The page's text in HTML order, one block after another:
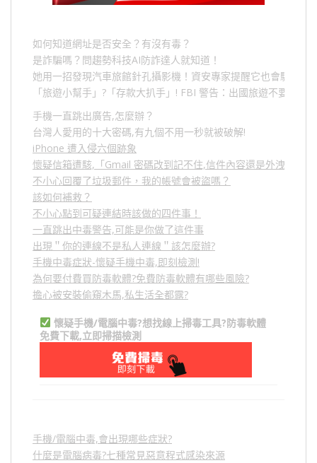
如何知道網址是否安全？有沒有毒？
是詐騙嗎？問趨勢科技AI防詐達人就知道！
她用一招發現汽車旅館針孔攝影機！資安專家提醒它也會駭人成
「旅遊小幫手」 ? 「存款大扒手」 ! FBI 警告：出國旅遊不要做的
手機一直跳出廣告,怎麼辦？
台灣人愛用的十大密碼,有九個不用一秒就被破解!
iPhone 遭入侵六個跡象
懷疑信箱遭駭,「Gmail 密碼改到記不住,信件內容還是外洩？」,
不小心回覆了垃圾郵件，我的帳號會被盜嗎？
該如何補救？
不小心點到可疑連結時該做的四件事！
一直跳出中毒警告,可能是你做了這件事
出現＂你的連線不是私人連線＂該怎麼辦?
手機中毒症狀-懷疑手機中毒,即刻檢測!
為何要付費買防毒軟體?免費防毒軟體有哪些風險?
擔心被安裝偷窺木馬,私生活全都露?
懷疑手機/電腦中毒?想找線上掃毒工具?防毒軟體
免費下載,立即掃描檢測
手機/電腦中毒,會出現哪些症狀?
什麼是電腦病毒?七種常見惡意程式感染來源